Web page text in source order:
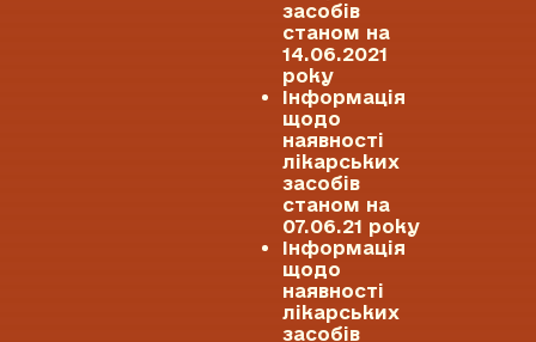
засобів
станом на
14.06.2021
року
Інформація
щодо
наявності
лікарських
засобів
станом на
07.06.21 року
Інформація
щодо
наявності
лікарських
засобів